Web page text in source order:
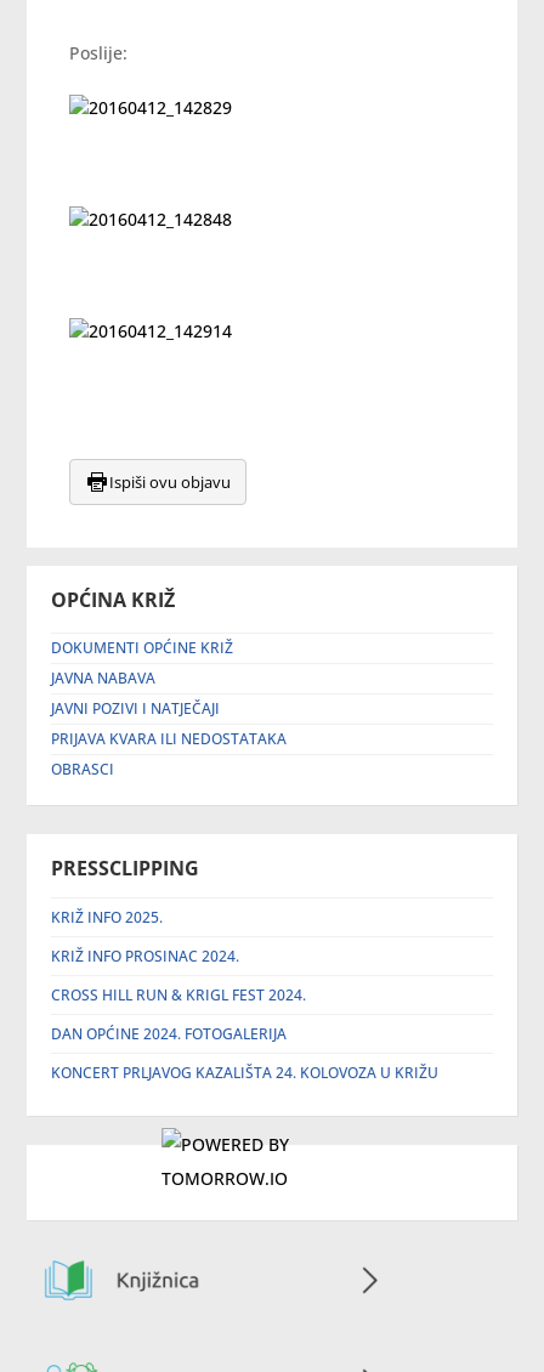
OPĆINA KRIŽ
DOKUMENTI OPĆINE KRIŽ
JAVNA NABAVA
JAVNI POZIVI I NATJEČAJI
PRIJAVA KVARA ILI NEDOSTATAKA
OBRASCI
PRESSCLIPPING
KRIŽ INFO 2025.
KRIŽ INFO PROSINAC 2024.
CROSS HILL RUN & KRIGL FEST 2024.
DAN OPĆINE 2024. FOTOGALERIJA
KONCERT PRLJAVOG KAZALIŠTA 24. KOLOVOZA U KRIŽU
Poslije:
Ispiši ovu objavu